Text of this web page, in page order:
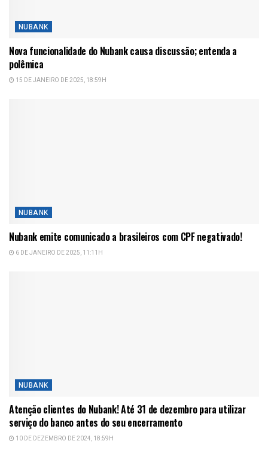
NUBANK
Nova funcionalidade do Nubank causa discussão; entenda a
polêmica
15 DE JANEIRO DE 2025, 18:59H
NUBANK
Nubank emite comunicado a brasileiros com CPF negativado!
6 DE JANEIRO DE 2025, 11:11H
NUBANK
Atenção clientes do Nubank! Até 31 de dezembro para utilizar
serviço do banco antes do seu encerramento
10 DE DEZEMBRO DE 2024, 18:59H